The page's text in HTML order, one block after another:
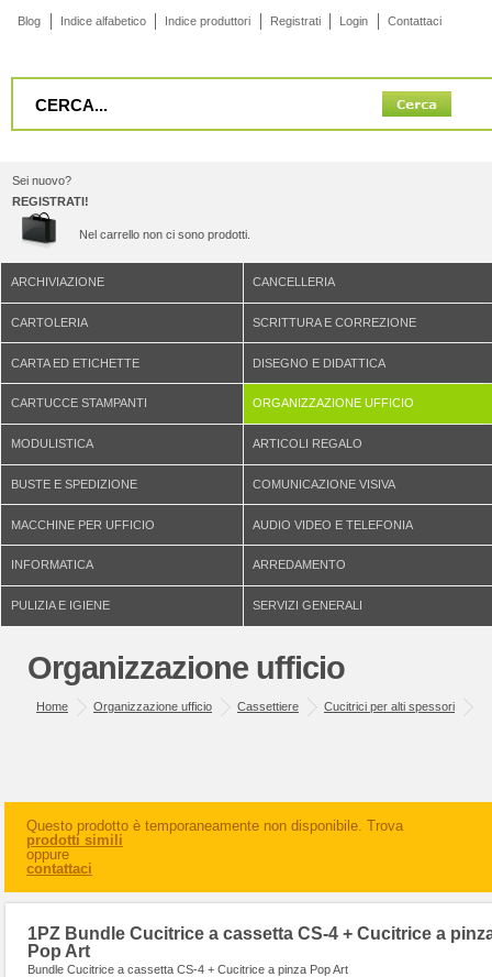
Blog Indice alfabetico Indice produttori Registrati Login Contattaci
Sei nuovo?
REGISTRATI!
Nel carrello non ci sono prodotti.
ARCHIVIAZIONE CANCELLERIA
CARTOLERIA SCRITTURA E CORREZIONE
CARTA ED ETICHETTE DISEGNO E DIDATTICA
CARTUCCE STAMPANTI ORGANIZZAZIONE UFFICIO
MODULISTICA ARTICOLI REGALO
BUSTE E SPEDIZIONE COMUNICAZIONE VISIVA
MACCHINE PER UFFICIO AUDIO VIDEO E TELEFONIA
INFORMATICA ARREDAMENTO
PULIZIA E IGIENE SERVIZI GENERALI
Organizzazione ufficio
Home Organizzazione ufficio Cassettiere Cucitrici per alti spessori
Questo prodotto è temporaneamente non disponibile. Trova
prodotti simili
oppure
contattaci
1PZ Bundle Cucitrice a cassetta CS-4 + Cucitrice a
Pop Art
Bundle Cucitrice a cassetta CS-4 + Cucitrice a pinza Pop Art